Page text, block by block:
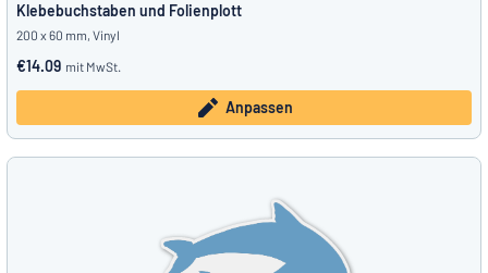
Klebebuchstaben und Folienplott
200 x 60 mm, Vinyl
€14.09 mit MwSt.
Anpassen